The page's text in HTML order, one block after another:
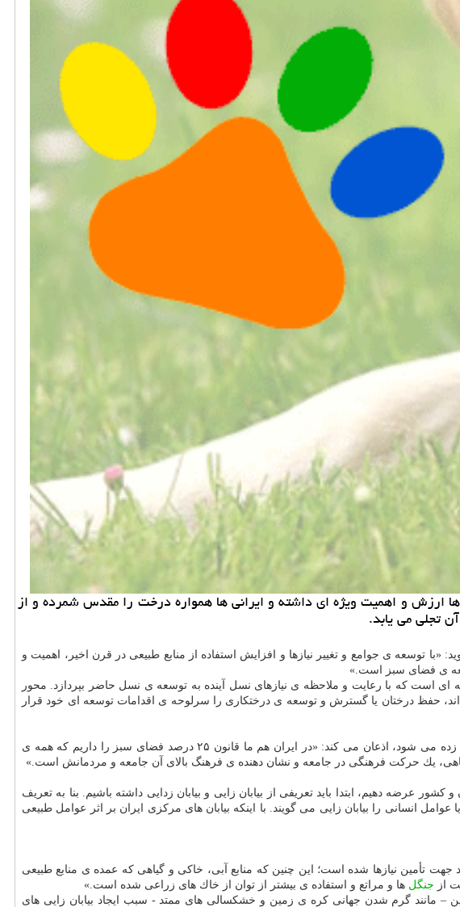
ارزش و اهمیت ویژه ای داشته و ایرانی ها همواره درخت را مقدس شمرده و از
توسعه ی جوامع و تغییر نیازها و افزایش استفاده از منابع طبیعی در قرن اخیر، اهمیت و
ی فضای سبز است.»
است كه با رعایت و ملاحظه ی نیازهای نسل آینده به توسعه ی نسل حاضر بپردازد. محور
حفظ درختان یا گسترش و توسعه ی درختكاری را سرلوحه ی اقدامات توسعه ای خود قرار
دانش پور با اشاره به اینكه در جامعه ای پیشرفته كلنگ یك پروژه تنها در صورت ارزیابی و رعایت مسائل محیط زیستی آن جامعه زده می شود، اذعان می كند: «در ایران هم ما قانون ۲۵ درصد فضای سبز را داریم كه همه ی
عرضه دهیم، ابتدا باید تعریفی از بیابان زایی و بیابان زدایی داشته باشیم. بنا به تعریف
انسانی را بیابان زایی می گویند. با اینكه بیابان های مركزی ایران بر اثر عوامل طبیعی
جهت تأمین نیازها شده است؛ این چنین كه منابع آبی، خاكی و گیاهی كه عمده ی منابع طبیعی
از جنگل ها و مراتع و استفاده ی بیشتر از توان از خاك های زراعی شده است.»
– مانند گرم شدن جهانی كره ی زمین و خشكسالی های ممتد - سبب ایجاد بیابان زایی های